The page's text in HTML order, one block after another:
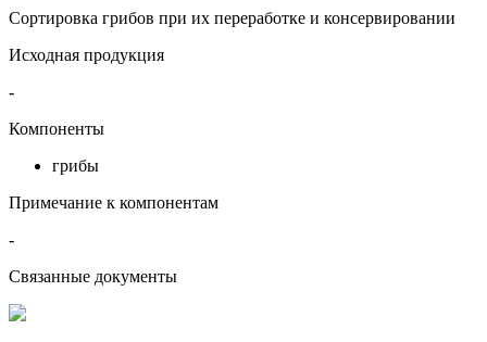
Сортировка грибов при их переработке и консервировании
Исходная продукция
-
Компоненты
грибы
Примечание к компонентам
-
Связанные документы